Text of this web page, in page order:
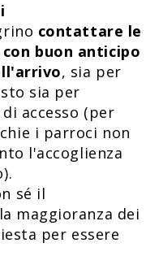
contattare le
buon anticipo
, sia per
sia per
accesso (per
i parroci non
l'accoglienza
sé il
maggioranza dei
per essere